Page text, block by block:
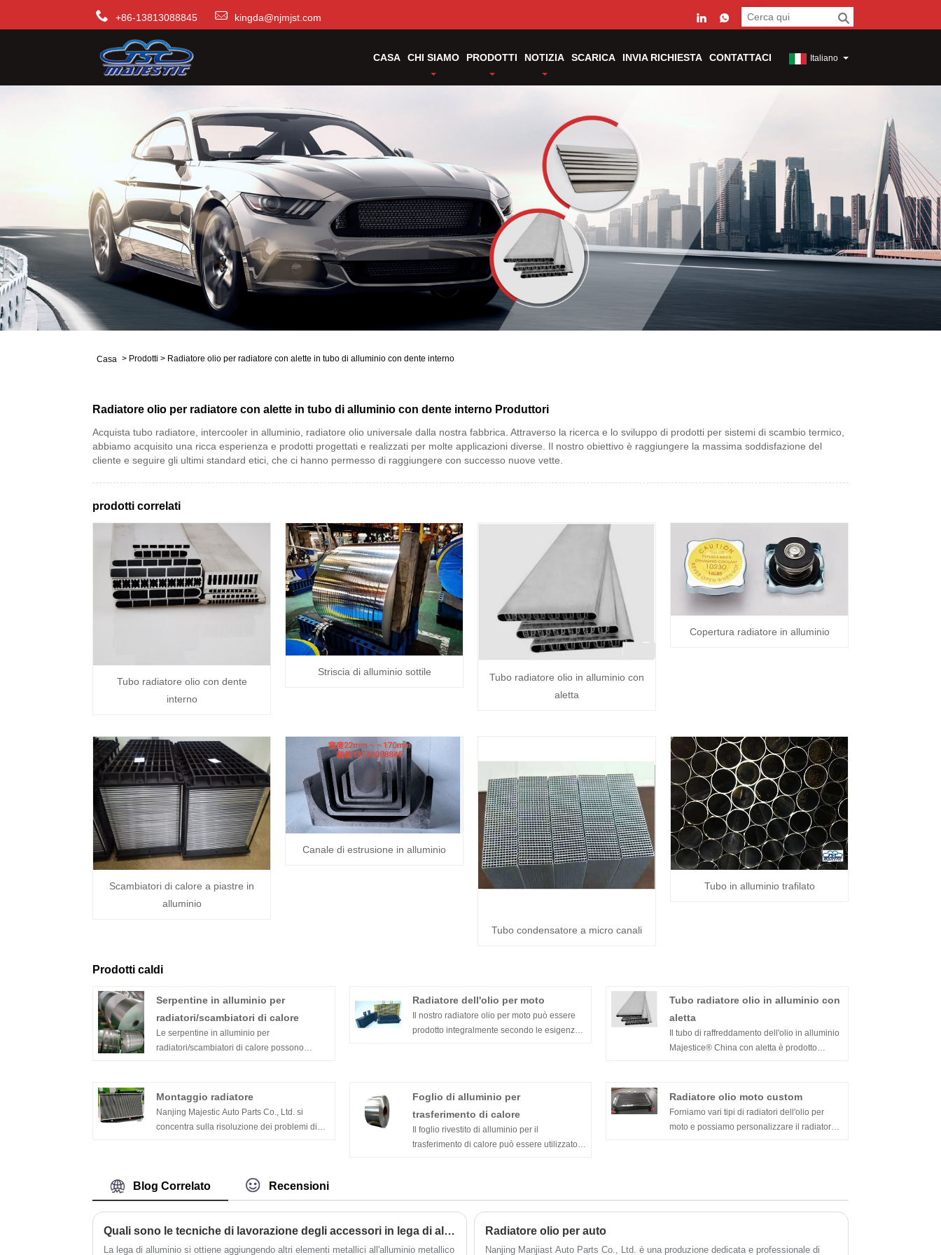
+86-13813088845 kingda@njmjst.com
CASA CHI SIAMO PRODOTTI NOTIZIA SCARICA INVIA RICHIESTA CONTATTACI Italiano
Casa > Prodotti > Radiatore olio per radiatore con alette in tubo di alluminio con dente interno
Radiatore olio per radiatore con alette in tubo di alluminio con dente interno Produttori
Acquista tubo radiatore, intercooler in alluminio, radiatore olio universale dalla nostra fabbrica. Attraverso la ricerca e lo sviluppo di prodotti per sistemi di scambio termico,
abbiamo acquisito una ricca esperienza e prodotti progettati e realizzati per molte applicazioni diverse. Il nostro obiettivo è raggiungere la massima soddisfazione del
cliente e seguire gli ultimi standard etici, che ci hanno permesso di raggiungere con successo nuove vette.
prodotti correlati
Tubo radiatore olio con dente
interno
Striscia di alluminio sottile
Tubo radiatore olio in alluminio con
aletta
Copertura radiatore in alluminio
Scambiatori di calore a piastre in
alluminio
Canale di estrusione in alluminio
Tubo condensatore a micro canali
Tubo in alluminio trafilato
Prodotti caldi
Serpentine in alluminio per
radiatori/scambiatori di calore
Le serpentine in alluminio per
radiatori/scambiatori di calore possono
strutture è quella di trasferire efficacemente il
calore. Le bobine di alluminio possono
essere utilizzate in varie strutture di scambio
Radiatore dell'olio per moto
Il nostro radiatore olio per moto può essere
prodotto integralmente secondo le esigenze
supportare piccoli ordini in lotti.Benvenuti a
chiedere.
Tubo radiatore olio in alluminio con
aletta
Il tubo di raffreddamento dell'olio in alluminio
Majestice® China con aletta è prodotto
bordi attraverso un processo di saldatura ad
alta frequenza e quindi saldando senza
utilizzare alcun materiale di riempimento.
Montaggio radiatore
Nanjing Majestic Auto Parts Co., Ltd. si
concentra sulla risoluzione dei problemi di
l'industria automobilistica e dell'aria
condizionata, specializzandosi nella
produzione di vari tubi in alluminio di
raffreddamento di precisione, assemblaggio
di radiatori e aria condizionata componenti
Foglio di alluminio per
trasferimento di calore
Il foglio rivestito di alluminio per il
trasferimento di calore può essere utilizzato
di fogli di alluminio a trasferimento termico,
inclusi fogli nudi, fogli idrofili e fogli compositi.
Radiatore olio moto custom
Forniamo vari tipi di radiatori dell'olio per
moto e possiamo personalizzare il radiatore
dissipazione del calore. Siamo in grado di
supportare piccoli ordini in lotti. Benvenuto
Blog Correlato Recensioni
Quali sono le tecniche di lavorazione degli accessori in lega di alluminio
La lega di alluminio si ottiene aggiungendo altri elementi metallici all'alluminio metallico
Radiatore olio per auto
Nanjing Manjiast Auto Parts Co., Ltd. è una produzione dedicata e professionale di